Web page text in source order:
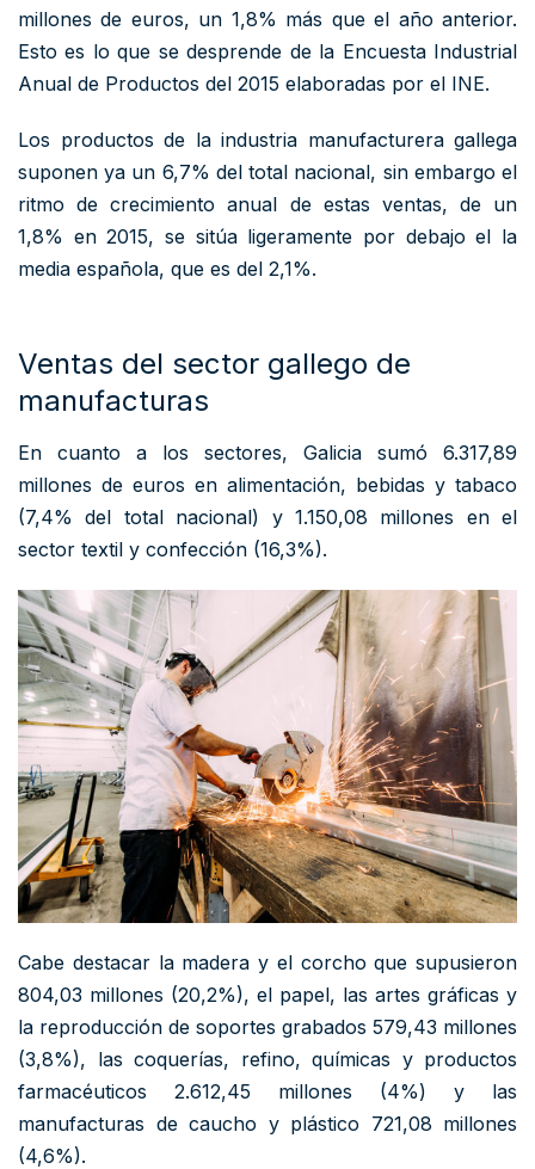
millones de euros, un 1,8% más que el año anterior.
Esto es lo que se desprende de la Encuesta Industrial
Anual de Productos del 2015 elaboradas por el INE.
Los productos de la industria manufacturera gallega
suponen ya un 6,7% del total nacional, sin embargo el
ritmo de crecimiento anual de estas ventas, de un
1,8% en 2015, se sitúa ligeramente por debajo el la
media española, que es del 2,1%.
Ventas del sector gallego de
manufacturas
En cuanto a los sectores, Galicia sumó 6.317,89
millones de euros en alimentación, bebidas y tabaco
(7,4% del total nacional) y 1.150,08 millones en el
sector textil y confección (16,3%).
Cabe destacar la madera y el corcho que supusieron
804,03 millones (20,2%), el papel, las artes gráficas y
la reproducción de soportes grabados 579,43 millones
(3,8%), las coquerías, refino, químicas y productos
farmacéuticos 2.612,45 millones (4%) y las
manufacturas de caucho y plástico 721,08 millones
(4,6%).